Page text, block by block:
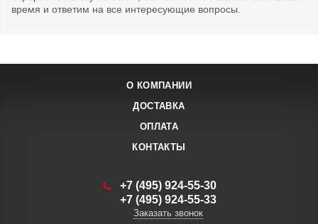
время и ответим на все интересующие вопросы.
О КОМПАНИИ
ДОСТАВКА
ОПЛАТА
КОНТАКТЫ
+7 (495) 924-55-30
+7 (495) 924-55-33
Заказать звонок